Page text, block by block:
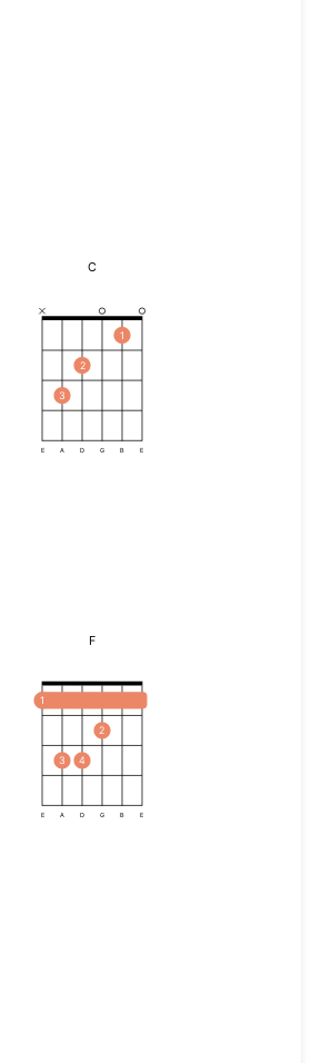
C
3
2
1
E A D G B E
F
1
3 4
2
E A D G B E